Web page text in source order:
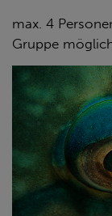
max. 4
Gruppe